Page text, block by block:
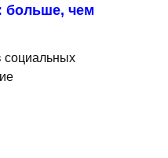
больше, чем
социальных